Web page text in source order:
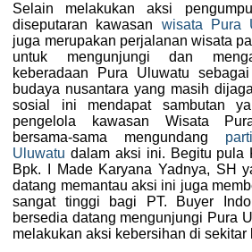
Selain melakukan aksi
diseputaran kawasan wisata Pura
juga merupakan perjalanan wisata
untuk mengunjungi dan
keberadaan Pura Uluwatu
budaya nusantara yang masih
sosial ini mendapat sambutan
pengelola kawasan Wisata
bersama-sama mengundang
Uluwatu dalam aksi ini. Begitu pula
Bpk. I Made Karyana Yadnya, SH
datang memantau aksi ini juga
sangat tinggi bagi PT. Buyer
bersedia datang mengunjungi Pura
melakukan aksi kebersihan di sekitar